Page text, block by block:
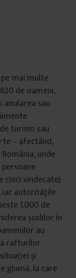
mai multe
de oameni,
sau
turism sau
– afectând,
unde
cinci vindecate)
iar autoritățile
1.000 de
școlilor în
au
rafturilor
și
glumă, la care